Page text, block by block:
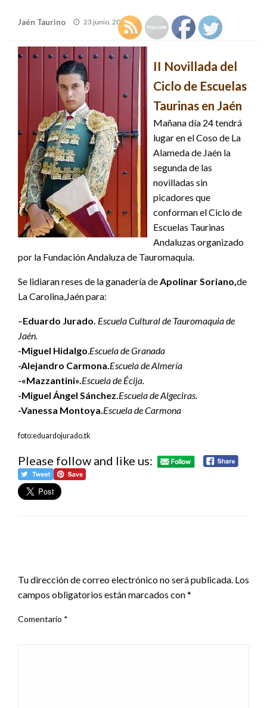
Jaén Taurino
Publicado
23 junio, 2006
II Novillada del
Ciclo de Escuelas
Taurinas en Jaén
Mañana día 24 tendrá
lugar en el Coso de La
Alameda de Jaén la
segunda de las
novilladas sin
picadores que
conforman el Ciclo de
Escuelas Taurinas
Andaluzas organizado
por la Fundación Andaluza de Tauromaquia.
Se lidiaran reses de la ganadería de Apolinar Soriano, de
La Carolina,Jaén para:
–Eduardo Jurado. Escuela Cultural de Tauromaquia de
Jaén.
-Miguel Hidalgo Escuela de Granada
-Alejandro Carmona. Escuela de Almería
-«Mazzantini». Escuela de Écija.
-Miguel Ángel Sánchez. Escuela de Algeciras.
-Vanessa Montoya. Escuela de Carmona
foto:eduardojurado.tk
Please follow and like us:
Tu dirección de correo electrónico no será publicada. Los
campos obligatorios están marcados con*
Comentario *